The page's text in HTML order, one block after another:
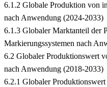
6.1.2 Globale Produktion von
nach Anwendung (2024-2033)
6.1.3 Globaler Marktanteil der
Markierungssystemen nach
6.2 Globaler Produktionswert
nach Anwendung (2018-2033)
6.2.1 Globaler